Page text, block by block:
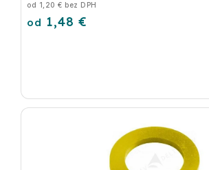
od 1,20 € bez DPH
od 1,48 €